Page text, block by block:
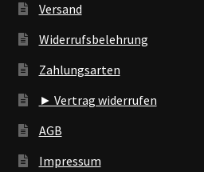
Versand
Widerrufsbelehrung
Zahlungsarten
► Vertrag widerrufen
AGB
Impressum